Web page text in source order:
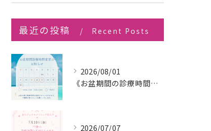
最近の投稿 Recent Posts
2026/08/01
《お盆期間の診療時間変更のお知らせ》
2026/07/07